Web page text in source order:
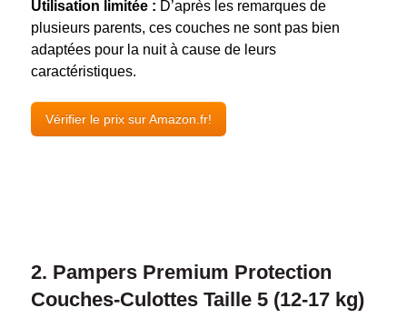
Utilisation limitée : D’après les remarques de
plusieurs parents, ces couches ne sont pas bien
adaptées pour la nuit à cause de leurs
caractéristiques.
Vérifier le prix sur Amazon.fr!
2. Pampers Premium Protection
Couches-Culottes Taille 5 (12-17 kg)